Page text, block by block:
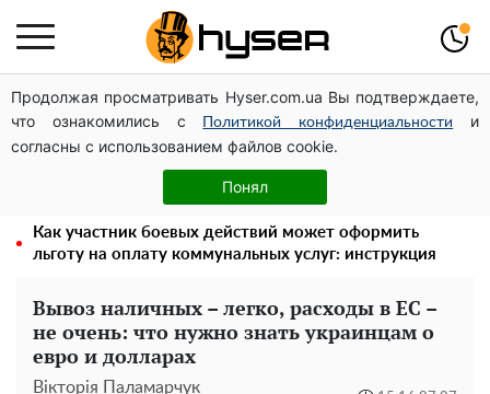
Продолжая просматривать Hyser.com.ua Вы подтверждаете,
что ознакомились с
Политикой конфиденциальности
и
согласны с использованием файлов cookie.
Понял
Дроны с наценкой: Александр Конотопский вывел
миллионы оборонного бюджета через фиктивную
фирму в Эстонии
Голая Елена Тополя в интересных позах заставила
отвисать челюсти: слив видео – было только началом
Как участник боевых действий может оформить
льготу на оплату коммунальных услуг: инструкция
Вывоз наличных – легко, расходы в ЕС –
не очень: что нужно знать украинцам о
евро и долларах
Вікторія Паламарчук